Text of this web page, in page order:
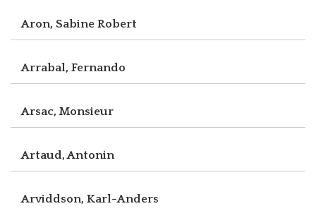
Aron, Sabine Robert
Arrabal, Fernando
Arsac, Monsieur
Artaud, Antonin
Arviddson, Karl-Anders